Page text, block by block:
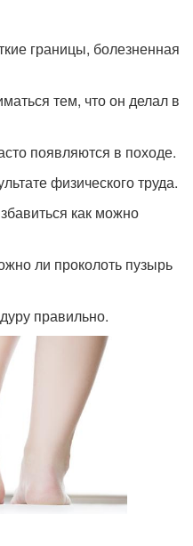
границы, болезненная
тем, что он делал в
появляются в походе.
физического труда.
как можно
ли проколоть пузырь
правильно.